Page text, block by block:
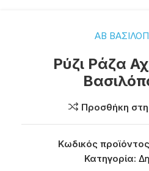
ΑΒ
Ρύζι Ράζα
Προσθήκη στη
Κωδικός
Κατηγορία: